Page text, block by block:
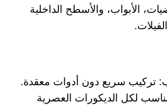
الأبواب، والأسطح الداخلية
تركيب سريع دون أدوات معقدة.
مناسب لكل الديكورات العصرية